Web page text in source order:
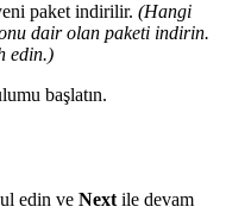
paket indirilir. (Hangi
dair olan paketi indirin.
edin.)
başlatın.
edin ve Nextile devam